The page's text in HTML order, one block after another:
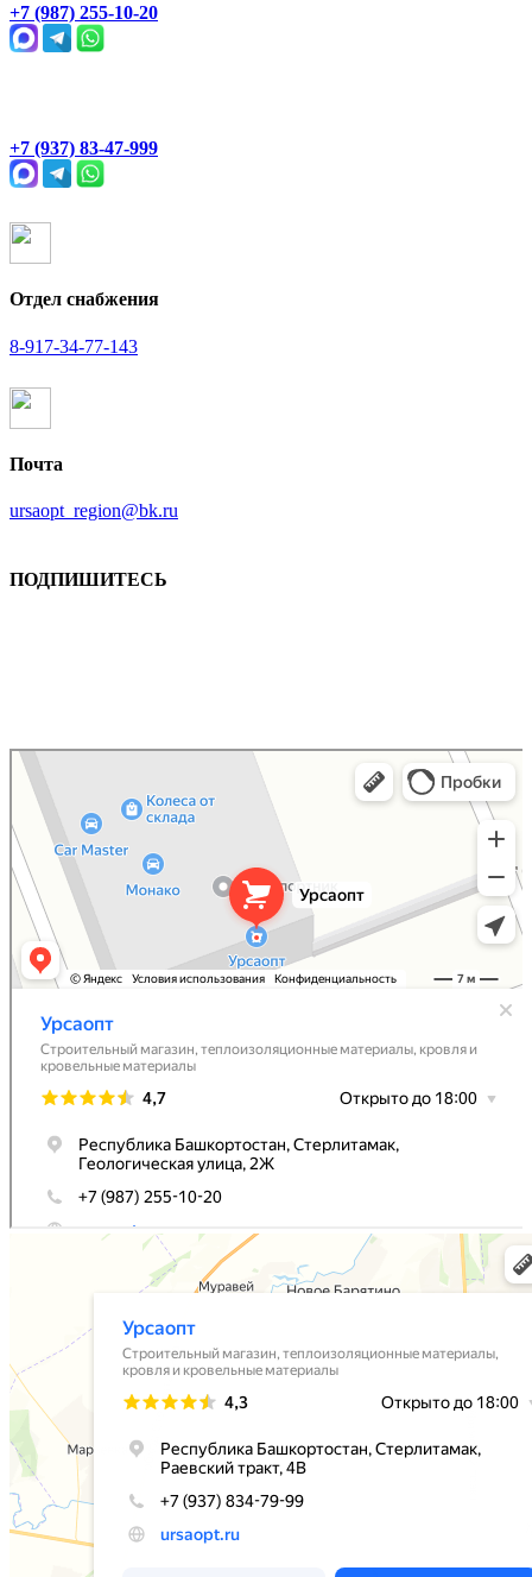
+7 (987) 255-10-20
+7 (937) 83-47-999
Отдел снабжения
8-917-34-77-143
Почта
ursaopt_region@bk.ru
ПОДПИШИТЕСЬ